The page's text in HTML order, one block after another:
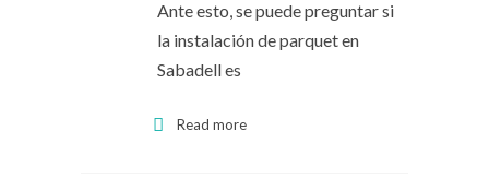
Ante esto, se puede preguntar si
la instalación de parquet en
Sabadell es
Read more